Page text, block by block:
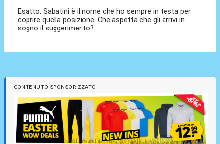
Esatto. Sabatini è il nome che ho sempre in testa per
coprire quella posizione. Che aspetta che gli arrivi in
sogno il suggerimento?
CONTENUTO SPONSORIZZATO